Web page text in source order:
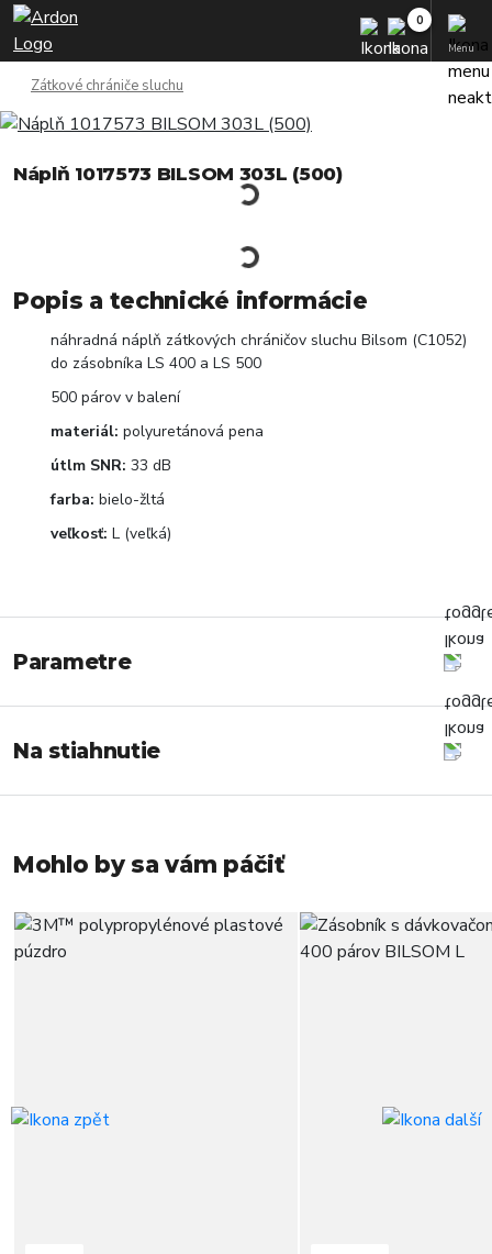
Menu
Zátkové chrániče sluchu
Náplň 1017573 BILSOM 303L (500)
Popis a technické informácie
náhradná náplň zátkových chráničov sluchu Bilsom (C1052)
do zásobníka LS 400 a LS 500
500 párov v balení
materiál: polyuretánová pena
útlm SNR: 33 dB
farba: bielo-žltá
veľkosť: L (veľká)
Parametre
Na stiahnutie
Mohlo by sa vám páčiť